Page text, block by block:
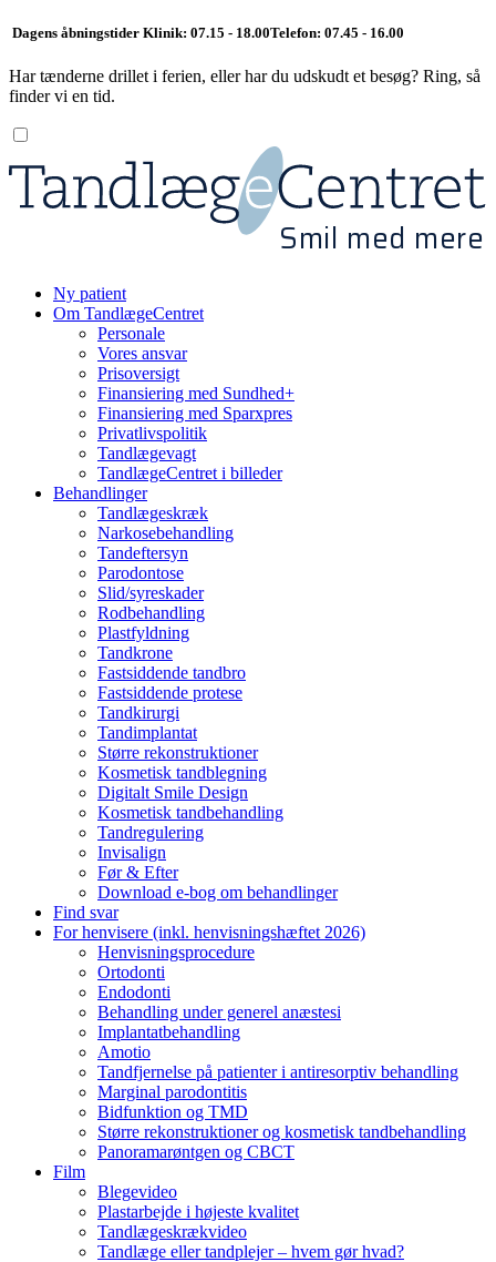
Dagens åbningstider Klinik: 07.15 - 18.00Telefon: 07.45 - 16.00
Har tænderne drillet i ferien, eller har du udskudt et besøg? Ring, så
finder vi en tid.
Smil med mere
Ny patient
Om TandlægeCentret
Personale
Vores ansvar
Prisoversigt
Finansiering med Sundhed+
Finansiering med Sparxpres
Privatlivspolitik
Tandlægevagt
TandlægeCentret i billeder
Behandlinger
Tandlægeskræk
Narkosebehandling
Tandeftersyn
Parodontose
Slid/syreskader
Rodbehandling
Plastfyldning
Tandkrone
Fastsiddende tandbro
Fastsiddende protese
Tandkirurgi
Tandimplantat
Større rekonstruktioner
Kosmetisk tandblegning
Digitalt Smile Design
Kosmetisk tandbehandling
Tandregulering
Invisalign
Før & Efter
Download e-bog om behandlinger
Find svar
For henvisere (inkl. henvisningshæftet 2026)
Henvisningsprocedure
Ortodonti
Endodonti
Behandling under generel anæstesi
Implantatbehandling
Amotio
Tandfjernelse på patienter i antiresorptiv behandling
Marginal parodontitis
Bidfunktion og TMD
Større rekonstruktioner og kosmetisk tandbehandling
Panoramarøntgen og CBCT
Film
Blegevideo
Plastarbejde i højeste kvalitet
Tandlægeskrækvideo
Tandlæge eller tandplejer – hvem gør hvad?